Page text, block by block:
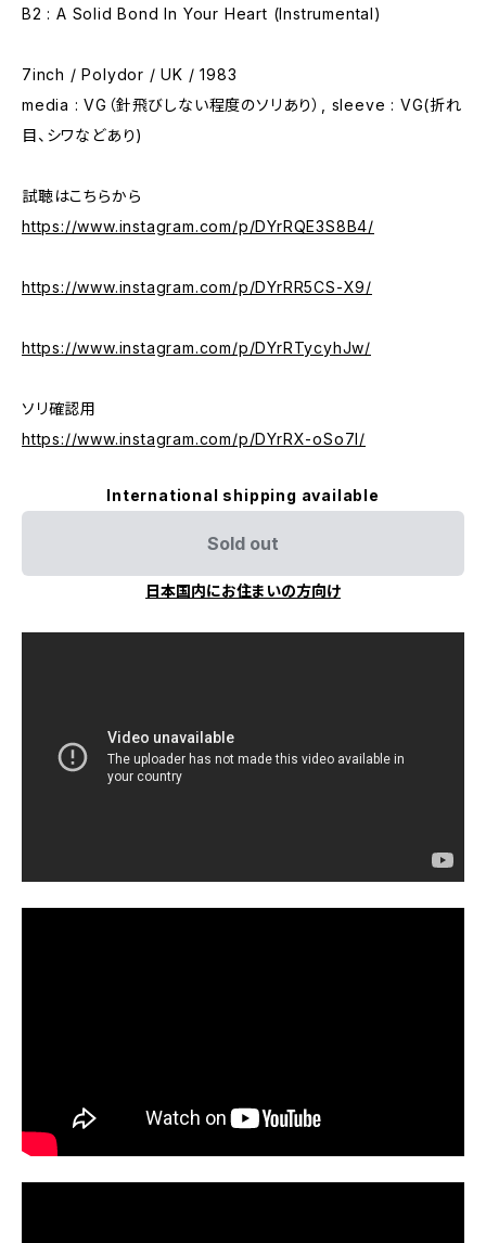
B2 : A Solid Bond In Your Heart (Instrumental)
7inch / Polydor / UK / 1983
media : VG（針飛びしない程度のソリあり）, sleeve : VG(折れ
目、シワなどあり)
試聴はこちらから
https://www.instagram.com/p/DYrRQE3S8B4/
https://www.instagram.com/p/DYrRR5CS-X9/
https://www.instagram.com/p/DYrRTycyhJw/
ソリ確認用
https://www.instagram.com/p/DYrRX-oSo7I/
International shipping available
Sold out
日本国内にお住まいの方向け